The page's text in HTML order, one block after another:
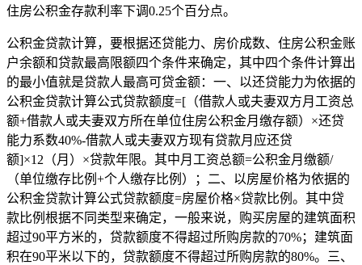
住房公积金存款利率下调0.25个百分点。
公积金贷款计算，要根据还贷能力、房价成数、住房公积金账
户余额和贷款最高限额四个条件来确定，其中四个条件计算出
的最小值就是贷款人最高可贷金额：一、以还贷能力为依据的
公积金贷款计算公式贷款额度=[（借款人或夫妻双方月工资总
额+借款人或夫妻双方所在单位住房公积金月缴存额）×还贷
能力系数40%-借款人或夫妻双方现有贷款月应还贷
额]×12（月）×贷款年限。其中月工资总额=公积金月缴额/
（单位缴存比例+个人缴存比例）；二、以房屋价格为依据的
公积金贷款计算公式贷款额度=房屋价格×贷款比例。其中贷
款比例根据不同类型来确定，一般来说，购买房屋的建筑面积
超过90平方米的，贷款额度不得超过所购房款的70%；建筑面
积在90平米以下的，贷款额度不得超过所购房款的80%。三、